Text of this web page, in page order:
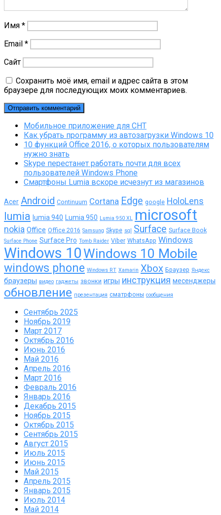
Имя *
Email *
Сайт
Сохранить моё имя, email и адрес сайта в этом
браузере для последующих моих комментариев.
Мобильное приложение для СНТ
Как убрать программу из автозагрузки Windows 10
10 функций Office 2016, о которых пользователям
нужно знать
Skype перестанет работать почти для всех
пользователей Windows Phone
Смартфоны Lumia вскоре исчезнут из магазинов
Acer Android Continuum Cortana Edge google HoloLens
lumia lumia 940 Lumia 950 Lumia 950 XL microsoft
nokia Office Office 2016 Samsung Skype sql Surface Surface Book
Surface Phone Surface Pro Tomb Raider Viber WhatsApp Windows
Windows 10Windows 10 Mobile
windows phone Windows RT Xamarin Xbox Браузер Яндекс
браузеры видео гаджеты звонки игры инструкция месенджеры
обновление презентация сматрфоны сообщения
Сентябрь 2025
Ноябрь 2019
Март 2017
Октябрь 2016
Июнь 2016
Май 2016
Апрель 2016
Март 2016
Февраль 2016
Январь 2016
Декабрь 2015
Ноябрь 2015
Октябрь 2015
Сентябрь 2015
Август 2015
Июль 2015
Июнь 2015
Май 2015
Апрель 2015
Январь 2015
Июль 2014
Май 2014